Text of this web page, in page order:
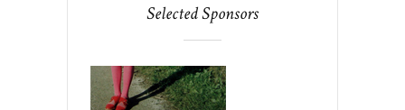
Selected Sponsors